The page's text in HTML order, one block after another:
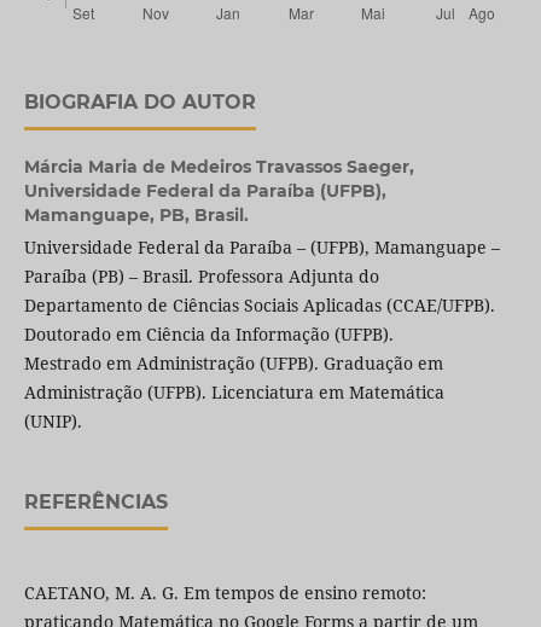
BIOGRAFIA DO AUTOR
Márcia Maria de Medeiros Travassos Saeger,
Universidade Federal da Paraíba (UFPB),
Mamanguape, PB, Brasil.
Universidade Federal da Paraíba – (UFPB), Mamanguape –
Paraíba (PB) – Brasil. Professora Adjunta do
Departamento de Ciências Sociais Aplicadas (CCAE/UFPB).
Doutorado em Ciência da Informação (UFPB).
Mestrado em Administração (UFPB). Graduação em
Administração (UFPB). Licenciatura em Matemática
(UNIP).
REFERÊNCIAS
CAETANO, M. A. G. Em tempos de ensino remoto:
praticando Matemática no Google Forms a partir de um